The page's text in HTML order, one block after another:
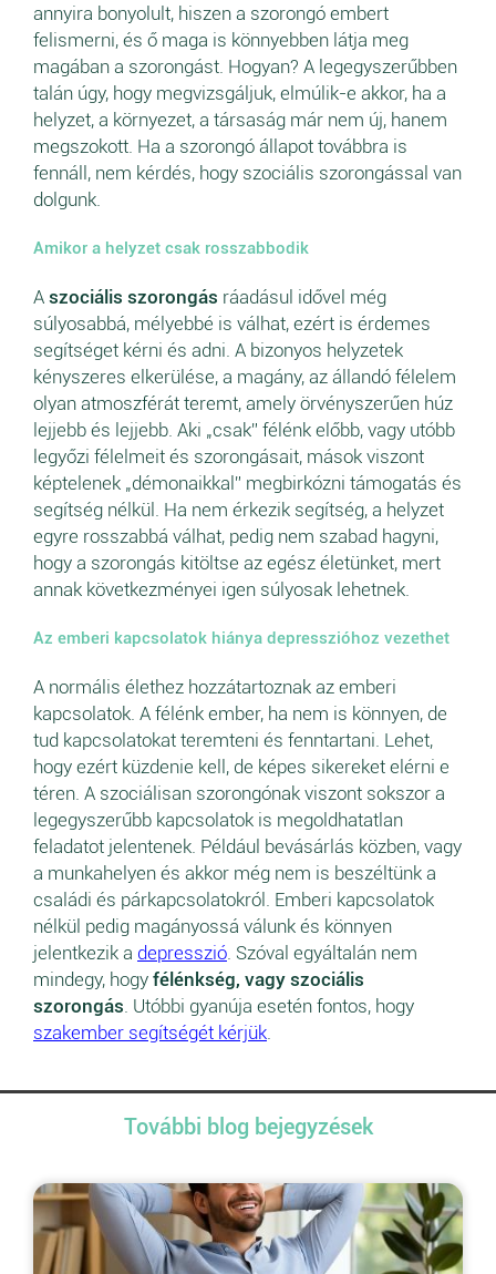
annyira bonyolult, hiszen a szorongó embert
felismerni, és ő maga is könnyebben látja meg
magában a szorongást. Hogyan? A legegyszerűbben
talán úgy, hogy megvizsgáljuk, elmúlik-e akkor, ha a
helyzet, a környezet, a társaság már nem új, hanem
megszokott. Ha a szorongó állapot továbbra is
fennáll, nem kérdés, hogy szociális szorongással van
dolgunk.
Amikor a helyzet csak rosszabbodik
A szociális szorongás ráadásul idővel még
súlyosabbá, mélyebbé is válhat, ezért is érdemes
segítséget kérni és adni. A bizonyos helyzetek
kényszeres elkerülése, a magány, az állandó félelem
olyan atmoszférát teremt, amely örvényszerűen húz
lejjebb és lejjebb. Aki „csak” félénk előbb, vagy utóbb
legyőzi félelmeit és szorongásait, mások viszont
képtelenek „démonaikkal” megbirkózni támogatás és
segítség nélkül. Ha nem érkezik segítség, a helyzet
egyre rosszabbá válhat, pedig nem szabad hagyni,
hogy a szorongás kitöltse az egész életünket, mert
annak következményei igen súlyosak lehetnek.
Az emberi kapcsolatok hiánya depresszióhoz vezethet
A normális élethez hozzátartoznak az emberi
kapcsolatok. A félénk ember, ha nem is könnyen, de
tud kapcsolatokat teremteni és fenntartani. Lehet,
hogy ezért küzdenie kell, de képes sikereket elérni e
téren. A szociálisan szorongónak viszont sokszor a
legegyszerűbb kapcsolatok is megoldhatatlan
feladatot jelentenek. Például bevásárlás közben, vagy
a munkahelyen és akkor még nem is beszéltünk a
családi és párkapcsolatokról. Emberi kapcsolatok
nélkül pedig magányossá válunk és könnyen
jelentkezik a depresszió. Szóval egyáltalán nem
mindegy, hogy félénkség, vagy szociális
szorongás. Utóbbi gyanúja esetén fontos, hogy
szakember segítségét kérjük.
További blog bejegyzések